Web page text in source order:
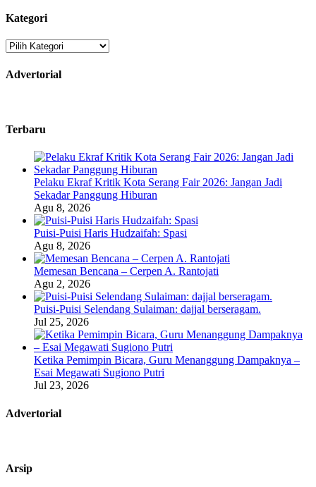
Kategori
Kategori
Advertorial
Terbaru
Pelaku Ekraf Kritik Kota Serang Fair 2026: Jangan Jadi
Sekadar Panggung Hiburan
Agu 8, 2026
Puisi-Puisi Haris Hudzaifah: Spasi
Agu 8, 2026
Memesan Bencana – Cerpen A. Rantojati
Agu 2, 2026
Puisi-Puisi Selendang Sulaiman: dajjal berseragam.
Jul 25, 2026
Ketika Pemimpin Bicara, Guru Menanggung Dampaknya –
Esai Megawati Sugiono Putri
Jul 23, 2026
Advertorial
Arsip